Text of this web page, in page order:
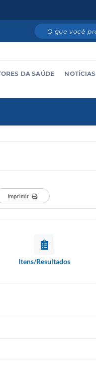
DA SAÚDE NOTÍCIAS
Imprimir
Itens/Resultados